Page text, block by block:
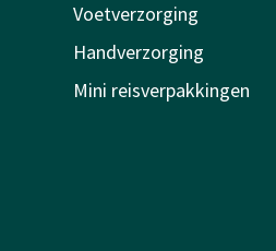
Voetverzorging
Handverzorging
Mini reisverpakkingen